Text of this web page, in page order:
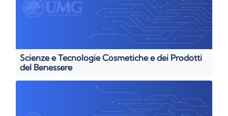
Scienze e Tecnologie Cosmetiche e dei Prodotti
del Benessere